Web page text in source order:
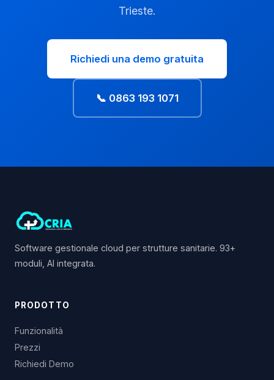
Trieste.
Richiedi una demo gratuita
📞 0863 193 1071
Software gestionale cloud per strutture sanitarie. 93+
moduli, AI integrata.
PRODOTTO
Funzionalità
Prezzi
Richiedi Demo